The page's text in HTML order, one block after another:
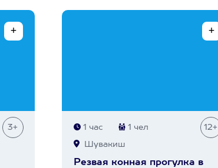
3+ 1 час 1 чел 12+
Шувакиш
Резвая конная прогулка в